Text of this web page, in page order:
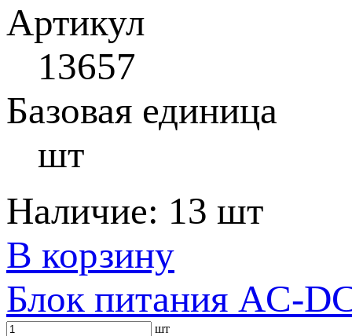
Артикул
13657
Базовая единица
шт
Наличие: 13 шт
В корзину
Блок питания AC-
шт